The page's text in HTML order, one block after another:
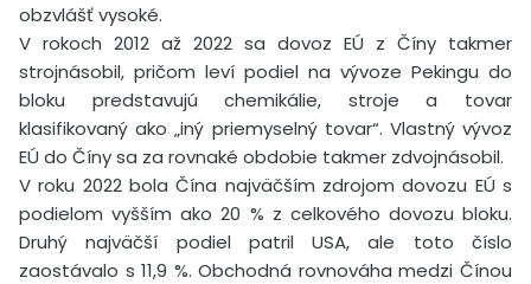
obzvlášť vysoké.
V rokoch 2012 až 2022 sa dovoz EÚ z Číny takmer
strojnásobil, pričom leví podiel na vývoze Pekingu do
bloku predstavujú chemikálie, stroje a tovar
klasifikovaný ako „iný priemyselný tovar“. Vlastný vývoz
EÚ do Číny sa za rovnaké obdobie takmer zdvojnásobil.
V roku 2022 bola Čína najväčším zdrojom dovozu EÚ s
podielom vyšším ako 20 % z celkového dovozu bloku.
Druhý najväčší podiel patril USA, ale toto číslo
zaostávalo s 11,9 %. Obchodná rovnováha medzi Čínou